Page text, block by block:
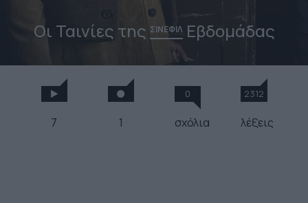
Οι Ταινίες της ΣΙΝΕΦΙΛΕβδομάδας
7 1
0
σχόλια
2312
λέξεις